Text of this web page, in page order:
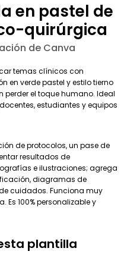
en pastel de
quirúrgica
de Canva
temas clínicos con
en verde pastel y estilo tierno
el toque humano. Ideal
estudiantes y equipos
de protocolos, un pase de
resultados de
e ilustraciones; agrega
diagramas de
cuidados. Funciona muy
100% personalizable y
plantilla